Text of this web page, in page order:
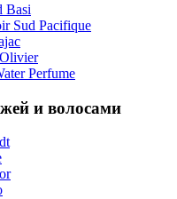
Basi
Sud Pacifique
Perfume
и волосами